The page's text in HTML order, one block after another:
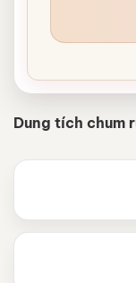
Dung tích chum